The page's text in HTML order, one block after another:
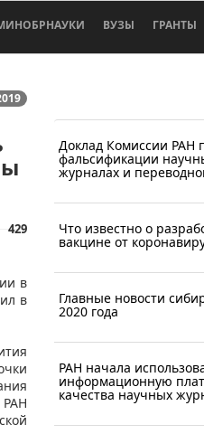
ВУЗЫ ГРАНТЫ
429
в
в
РАН
Доклад Комиссии РАН
фальсификации
журналах и
Что известно о
вакцине от
Главные новости
2020 года
РАН начала
информационную
качества научных